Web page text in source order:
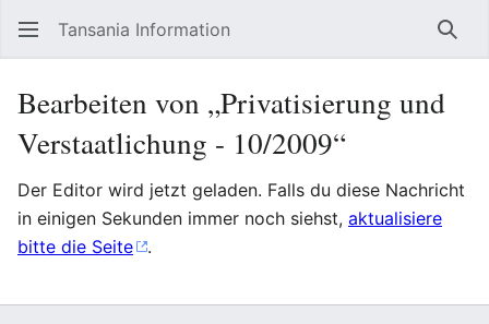
Tansania Information
Bearbeiten von „Privatisierung und
Verstaatlichung - 10/2009“
Der Editor wird jetzt geladen. Falls du diese Nachricht
in einigen Sekunden immer noch siehst, aktualisiere
bitte die Seite
.